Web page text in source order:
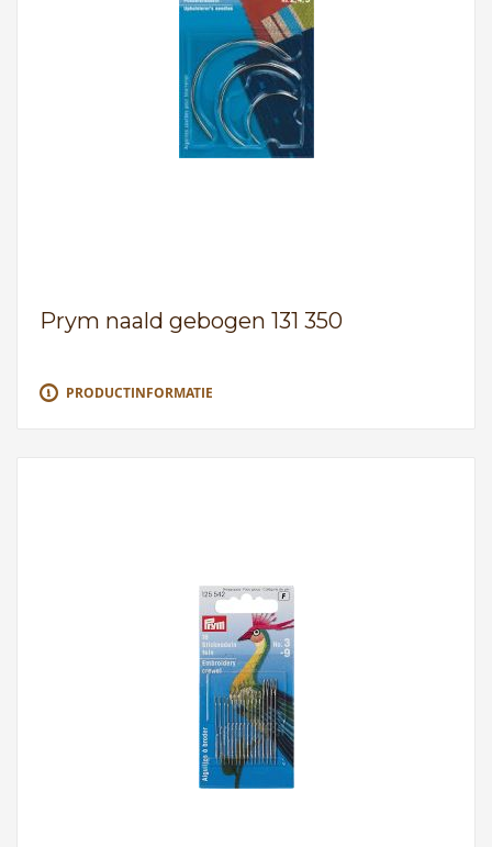
Prym naald gebogen 131 350
PRODUCTINFORMATIE